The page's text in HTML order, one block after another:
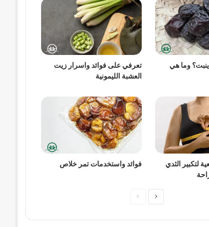
وما هي
تعرفي على فوائد واسرار زيت
العشبة الليمونية
لتكبير الثدي
فوائد واستخدمات تمر خلاص
الصفحةالصفحة